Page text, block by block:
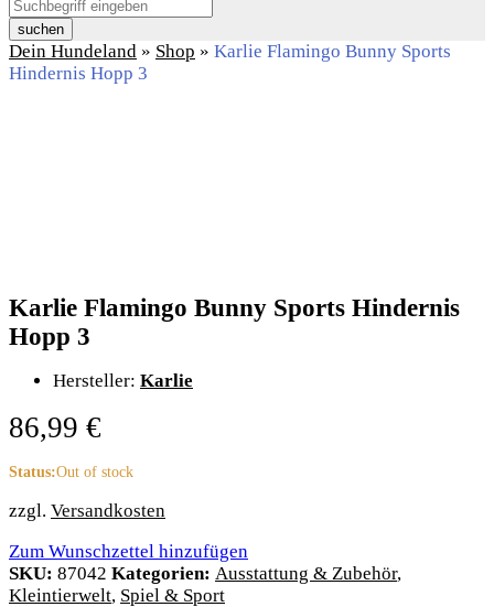
suchen
Dein Hundeland » Shop » Karlie Flamingo Bunny Sports
Hindernis Hopp 3
Karlie Flamingo Bunny Sports Hindernis
Hopp 3
Hersteller: Karlie
86,99 €
Status:Out of stock
zzgl. Versandkosten
Zum Wunschzettel hinzufügen
SKU: 87042 Kategorien: Ausstattung & Zubehör,
Kleintierwelt, Spiel & Sport